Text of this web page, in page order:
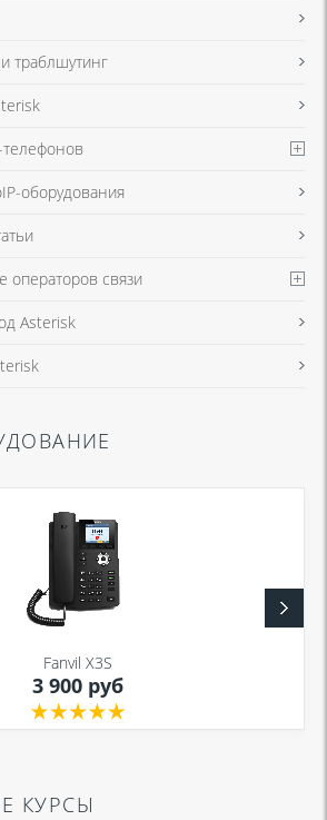
траблшутинг
телефонов
оборудования
операторов связи
Asterisk
Fanvil X3S
3 900 руб
КУРСЫ